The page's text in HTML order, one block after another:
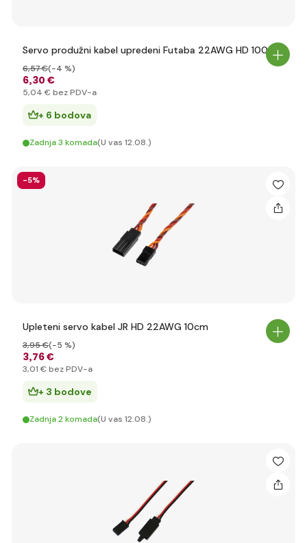
Servo produžni kabel upredeni Futaba 22AWG HD 100cm
6,30 €
6,57 €(-4 %)
5,04 € bez PDV-a
+ 6 bodova
Zadnja 3 komada(U vas 12.08.)
-5%
Upleteni servo kabel JR HD 22AWG 10cm
3,76 €
3,95 €(-5 %)
3,01 € bez PDV-a
+ 3 bodove
Zadnja 2 komada(U vas 12.08.)